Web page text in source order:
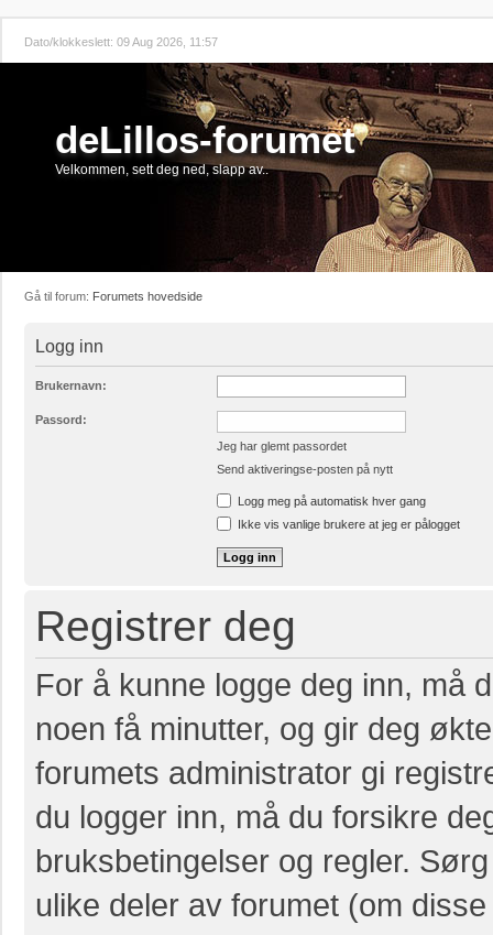
Dato/klokkeslett: 09 Aug 2026, 11:57
deLillos-forumet
Velkommen, sett deg ned, slapp av..
Gå til forum: Forumets hovedside
Logg inn
Brukernavn:
Passord:
Jeg har glemt passordet
Send aktiveringse-posten på nytt
Logg meg på automatisk hver gang
Ikke vis vanlige brukere at jeg er pålogget
Registrer deg
For å kunne logge deg inn, må
noen få minutter, og gir deg
forumets administrator gi
du logger inn, må du forsikre
bruksbetingelser og regler.
ulike deler av forumet (om